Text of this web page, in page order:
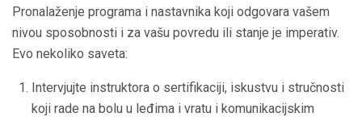
Pronalaženje programa i nastavnika koji odgovara vašem
nivou sposobnosti i za vašu povredu ili stanje je imperativ.
Evo nekoliko saveta:
Intervjujte instruktora o sertifikaciji, iskustvu i stručnosti
koji rade na bolu u leđima i vratu i komunikacijskim